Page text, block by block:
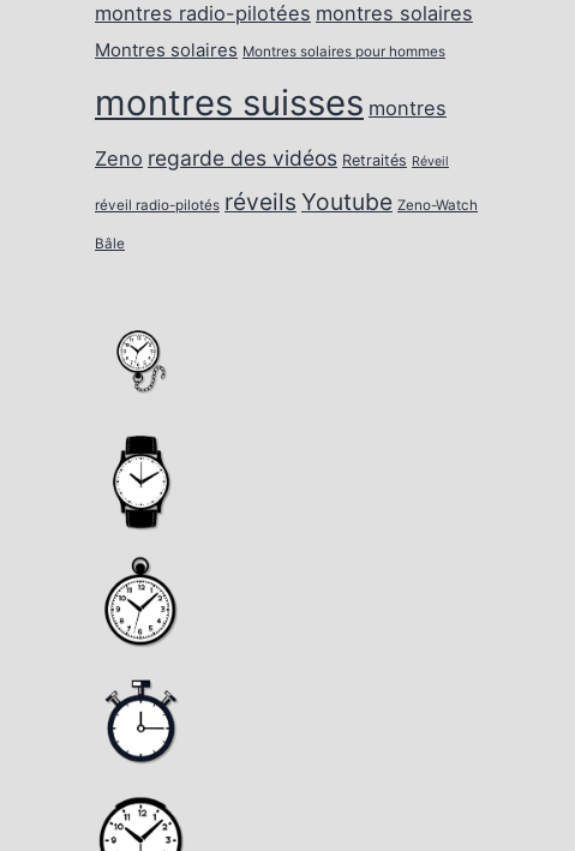
montres radio-pilotées montres solaires
Montres solaires Montres solaires pour hommes
montres suisses montres
Zeno regarde des vidéos Retraités Réveil
réveil radio-pilotés réveils Youtube Zeno-Watch
Bâle